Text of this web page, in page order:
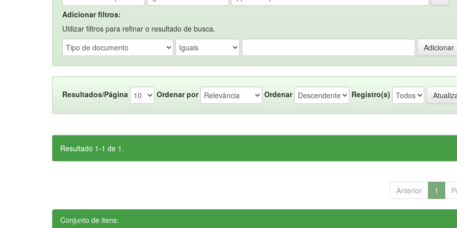
Adicionar filtros:
Utilizar filtros para refinar o resultado de busca.
Resultados/Página Ordenar por Ordenar Registro(s)
Resultado 1-1 de 1.
Anterior 1
Conjunto de itens: